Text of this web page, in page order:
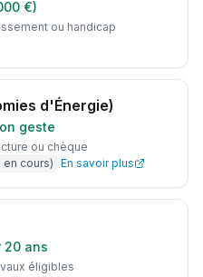
€)
ou handicap
d'Énergie)
geste
ou chèque
en cours) En savoir plus
20 ans
éligibles